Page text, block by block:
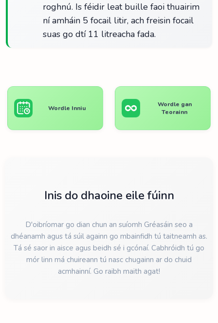
roghnú. Is féidir leat buille faoi thuairim
ní amháin 5 focail litir, ach freisin focail
suas go dtí 11 litreacha fada.
Wordle Inniu
Wordle gan
Teorainn
Inis do dhaoine eile fúinn
D'oibríomar go dian chun an suíomh Gréasáin seo a
dhéanamh agus tá súil againn go mbainfidh tú taitneamh as.
Tá sé saor in aisce agus beidh sé i gcónaí. Cabhróidh tú go
mór linn má chuireann tú nasc chugainn ar do chuid
acmhainní. Go raibh maith agat!